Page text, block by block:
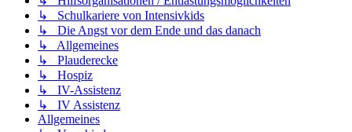
↳ Schulkariere von Intensivkids
↳ Die Angst vor dem Ende und das danach
↳ Allgemeines
↳ Plauderecke
↳ Hospiz
↳ IV-Assistenz
↳ IV Assistenz
Allgemeines